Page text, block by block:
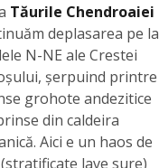
Tăurile Chendroaiei
deplasarea pe la
N-NE ale Crestei
şerpuind printre
grohote andezitice
din caldeira
Aici e un haos de
lave sure)